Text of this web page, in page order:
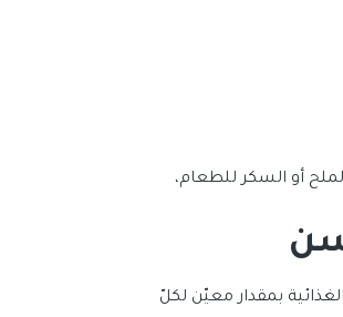
أو السكر للطعام،
بمقدار معيّن لكلّ